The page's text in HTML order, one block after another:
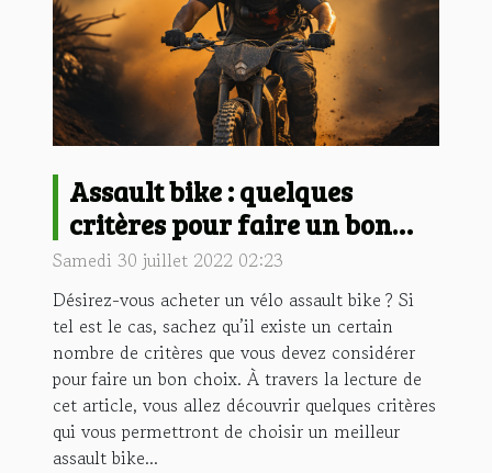
Assault bike : quelques
critères pour faire un bon
choix
Samedi 30 juillet 2022 02:23
Désirez-vous acheter un vélo assault bike ? Si
tel est le cas, sachez qu’il existe un certain
nombre de critères que vous devez considérer
pour faire un bon choix. À travers la lecture de
cet article, vous allez découvrir quelques critères
qui vous permettront de choisir un meilleur
assault bike...